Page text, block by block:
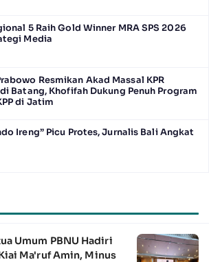
5 Raih Gold Winner MRA SPS 2026
Media
Resmikan Akad Massal KPR
Batang, Khofifah Dukung Penuh Program
di Jatim
Ireng” Picu Protes, Jurnalis Bali Angkat
Umum PBNU Hadiri
Ma'ruf Amin, Minus